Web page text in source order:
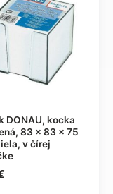
DONAU, kocka
83 x 83 x 75
v čírej